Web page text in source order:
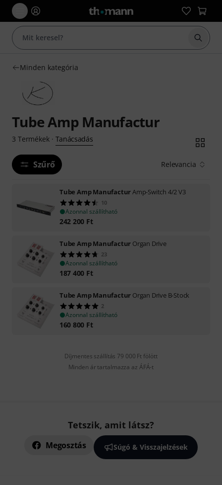
Minden kategória
Tube Amp Manufactur
3 Termékek· Tanácsadás
Szűrő Relevancia
Tube Amp ManufacturAmp-Switch 4/2 V3
10
Azonnal szállítható
242 200 Ft
Tube Amp Manufactur Organ Drive
23
Azonnal szállítható
187 400 Ft
Tube Amp Manufactur Organ Drive B-Stock
2
Azonnal szállítható
160 800 Ft
Díjmentes szállítás 79 000 Ft fölött
Minden ár tartalmazza az ÁFÁ-t
Tetszik, amit látsz?
Megosztás Súgó & Visszajelzések